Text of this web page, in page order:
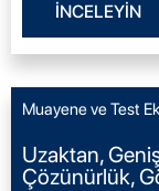
İNCELEYİN
Muayene ve Test
Uzaktan,
Çözünürlük,